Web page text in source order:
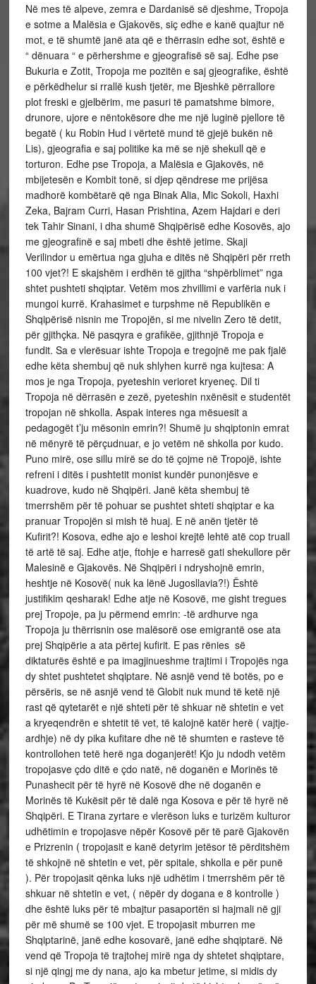
Në mes të alpeve, zemra e Dardanisë së djeshme, Tropoja
e sotme a Malësia e Gjakovës, siç edhe e kanë quajtur në
mot, e të shumtë janë ata që e thërrasin edhe sot, është e
“ dënuara “ e përhershme e gjeografisë së saj. Edhe pse
Bukuria e Zotit, Tropoja me pozitën e saj gjeografike, është
e përkëdhelur si rrallë kush tjetër, me Bjeshkë përrallore
plot freski e gjelbërim, me pasuri të pamatshme bimore,
drunore, ujore e nëntokësore dhe me një luginë pjellore të
begatë ( ku Robin Hud i vërtetë mund të gjejë bukën në
Lis), gjeografia e saj politike ka më se një shekull që e
torturon. Edhe pse Tropoja, a Malësia e Gjakovës, në
mbijetesën e Kombit tonë, si djep qëndrese me prijësa
madhorë kombëtarë që nga Binak Alia, Mic Sokoli, Haxhi
Zeka, Bajram Curri, Hasan Prishtina, Azem Hajdari e deri
tek Tahir Sinani, i dha shumë Shqipërisë edhe Kosovës, ajo
me gjeografinë e saj mbeti dhe është jetime. Skaji
Verilindor u emërtua nga gjuha e ditës në Shqipëri për rreth
100 vjet?! E skajshëm i erdhën të gjitha “shpërblimet” nga
shtet pushteti shqiptar. Vetëm mos zhvillimi e varfëria nuk i
mungoi kurrë. Krahasimet e turpshme në Republikën e
Shqipërisë nisnin me Tropojën, si me nivelin Zero të detit,
për gjithçka. Në pasqyra e grafikëe, gjithnjë Tropoja e
fundit. Sa e vlerësuar ishte Tropoja e tregojnë me pak fjalë
edhe këta shembuj që nuk shlyhen kurrë nga kujtesa: A
mos je nga Tropoja, pyeteshin verioret kryeneç. Dil ti
Tropoja në dërrasën e zezë, pyeteshin nxënësit e studentët
tropojan në shkolla. Aspak interes nga mësuesit a
pedagogët t’ju mësonin emrin?! Shumë ju shqiptonin emrat
në mënyrë të përçudnuar, e jo vetëm në shkolla por kudo.
Puno mirë, ose sillu mirë se do të çojme në Tropojë, ishte
refreni i ditës i pushtetit monist kundër punonjësve e
kuadrove, kudo në Shqipëri. Janë këta shembuj të
tmerrshëm për të pohuar se pushtet shteti shqiptar e ka
pranuar Tropojën si mish të huaj. E në anën tjetër të
Kufirit?! Kosova, edhe ajo e leshoi krejtë lehtë atë cop truall
të artë të saj. Edhe atje, ftohje e harresë gati shekullore për
Malesinë e Gjakovës. Në Shqipëri i ndryshojnë emrin,
heshtje në Kosovë( nuk ka lënë Jugosllavia?!) Është
justifikim qesharak! Edhe atje në Kosovë, me gisht tregues
prej Tropoje, pa ju përmend emrin: -të ardhurve nga
Tropoja ju thërrisnin ose malësorë ose emigrantë ose ata
prej Shqipërie a ata përtej kufirit. E pas rënies së
diktaturës është e pa imagjinueshme trajtimi i Tropojës nga
dy shtet pushtetet shqiptare. Në asnjë vend të botës, po e
përsëris, se në asnjë vend të Globit nuk mund të ketë një
rast që qytetarët e një shteti për të shkuar në shtetin e vet
a kryeqendrën e shtetit të vet, të kalojnë katër herë ( vajtje-
ardhje) në dy pika kufitare dhe në të shumten e rasteve të
kontrollohen tetë herë nga doganjerët! Kjo ju ndodh vetëm
tropojasve çdo ditë e çdo natë, në doganën e Morinës të
Punashecit për të hyrë në Kosovë dhe në doganën e
Morinës të Kukësit për të dalë nga Kosova e për të hyrë në
Shqipëri. E Tirana zyrtare e vlerëson luks e turizëm kulturor
udhëtimin e tropojasve nëpër Kosovë për të parë Gjakovën
e Prizrenin ( tropojasit e kanë detyrim jetësor të përditshëm
të shkojnë në shtetin e vet, për spitale, shkolla e për punë
). Për tropojasit qënka luks një udhëtim i tmerrshëm për të
shkuar në shtetin e vet, ( nëpër dy dogana e 8 kontrolle )
dhe është luks për të mbajtur pasaportën si hajmali në gji
për më shumë se 100 vjet. E tropojasit mburren me
Shqiptarinë, janë edhe kosovarë, janë edhe shqiptarë. Në
vend që Tropoja të trajtohej mirë nga dy shtetet shqiptare,
si një qingj me dy nana, ajo ka mbetur jetime, si midis dy